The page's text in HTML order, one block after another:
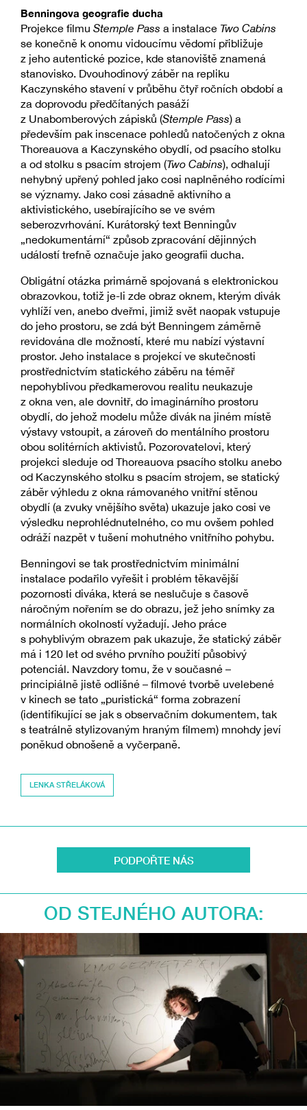
Benningova geografie ducha
Projekce filmu Stemple Pass a instalace Two Cabins
se konečně k onomu vidoucímu vědomí přibližuje
z jeho autentické pozice, kde stanoviště znamená
stanovisko. Dvouhodinový záběr na repliku
Kaczynského stavení v průběhu čtyř ročních období a
za doprovodu předčítaných pasáží
z Unabomberových zápisků (Stemple Pass) a
především pak inscenace pohledů natočených z okna
Thoreauova a Kaczynského obydlí, od psacího stolku
a od stolku s psacím strojem (Two Cabins), odhalují
nehybný upřený pohled jako cosi naplněného rodícími
se významy. Jako cosi zásadně aktivního a
aktivistického, usebírajícího se ve svém
seberozvrhování. Kurátorský text Benningův
„nedokumentární“ způsob zpracování dějinných
událostí trefně označuje jako geografii ducha.
Obligátní otázka primárně spojovaná s elektronickou
obrazovkou, totiž je-li zde obraz oknem, kterým divák
vyhlíží ven, anebo dveřmi, jimiž svět naopak vstupuje
do jeho prostoru, se zdá být Benningem záměrně
revidována dle možností, které mu nabízí výstavní
prostor. Jeho instalace s projekcí ve skutečnosti
prostřednictvím statického záběru na téměř
nepohyblivou předkamerovou realitu neukazuje
z okna ven, ale dovnitř, do imaginárního prostoru
obydlí, do jehož modelu může divák na jiném místě
výstavy vstoupit, a zároveň do mentálního prostoru
obou solitérních aktivistů. Pozorovatelovi, který
projekci sleduje od Thoreauova psacího stolku anebo
od Kaczynského stolku s psacím strojem, se statický
záběr výhledu z okna rámovaného vnitřní stěnou
obydlí (a zvuky vnějšího světa) ukazuje jako cosi ve
výsledku neprohlédnutelného, co mu ovšem pohled
odráží nazpět v tušení mohutného vnitřního pohybu.
Benningovi se tak prostřednictvím minimální
instalace podařilo vyřešit i problém těkavější
pozornosti diváka, která se neslučuje s časově
náročným nořením se do obrazu, jež jeho snímky za
normálních okolností vyžadují. Jeho práce
s pohyblivým obrazem pak ukazuje, že statický záběr
má i 120 let od svého prvního použití působivý
potenciál. Navzdory tomu, že v současné –
principiálně jistě odlišné – filmové tvorbě uvelebené
v kinech se tato „puristická“ forma zobrazení
(identifikující se jak s observačním dokumentem, tak
s teatrálně stylizovaným hraným filmem) mnohdy jeví
poněkud obnošeně a vyčerpaně.
LENKA STŘELÁKOVÁ
PODPOŘTE NÁS
OD STEJNÉHO AUTORA: